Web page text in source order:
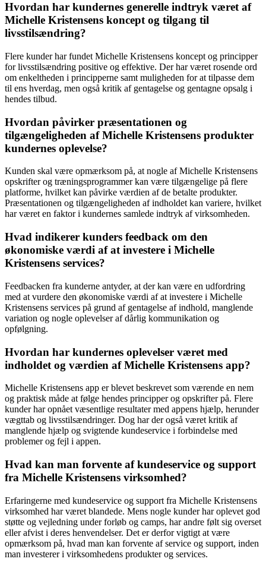
Hvordan har kundernes generelle indtryk været af
Michelle Kristensens koncept og tilgang til
livsstilsændring?
Flere kunder har fundet Michelle Kristensens koncept og principper
for livsstilsændring positive og effektive. Der har været rosende ord
om enkeltheden i principperne samt muligheden for at tilpasse dem
til ens hverdag, men også kritik af gentagelse og gentagne opsalg i
hendes tilbud.
Hvordan påvirker præsentationen og
tilgængeligheden af Michelle Kristensens produkter
kundernes oplevelse?
Kunden skal være opmærksom på, at nogle af Michelle Kristensens
opskrifter og træningsprogrammer kan være tilgængelige på flere
platforme, hvilket kan påvirke værdien af de betalte produkter.
Præsentationen og tilgængeligheden af indholdet kan variere, hvilket
har været en faktor i kundernes samlede indtryk af virksomheden.
Hvad indikerer kunders feedback om den
økonomiske værdi af at investere i Michelle
Kristensens services?
Feedbacken fra kunderne antyder, at der kan være en udfordring
med at vurdere den økonomiske værdi af at investere i Michelle
Kristensens services på grund af gentagelse af indhold, manglende
variation og nogle oplevelser af dårlig kommunikation og
opfølgning.
Hvordan har kundernes oplevelser været med
indholdet og værdien af Michelle Kristensens app?
Michelle Kristensens app er blevet beskrevet som værende en nem
og praktisk måde at følge hendes principper og opskrifter på. Flere
kunder har opnået væsentlige resultater med appens hjælp, herunder
vægttab og livsstilsændringer. Dog har der også været kritik af
manglende hjælp og svigtende kundeservice i forbindelse med
problemer og fejl i appen.
Hvad kan man forvente af kundeservice og support
fra Michelle Kristensens virksomhed?
Erfaringerne med kundeservice og support fra Michelle Kristensens
virksomhed har været blandede. Mens nogle kunder har oplevet god
støtte og vejledning under forløb og camps, har andre følt sig overset
eller afvist i deres henvendelser. Det er derfor vigtigt at være
opmærksom på, hvad man kan forvente af service og support, inden
man investerer i virksomhedens produkter og services.